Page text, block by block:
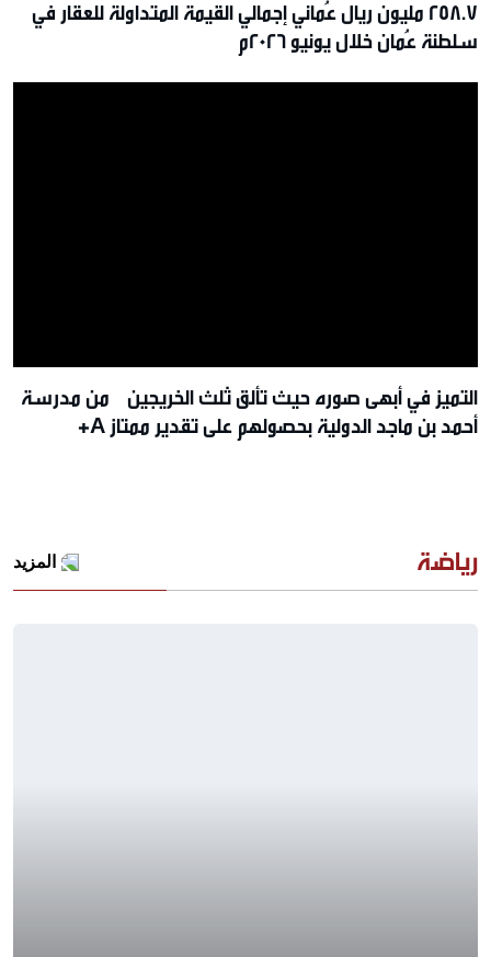
258.7 مليون ريال عُماني إجمالي القيمة المتداولة للعقار في
سلطنة عُمان خلال يونيو 2026م
التميز في أبهى صوره حيث تألق ثلث الخريجين من مدرسة
أحمد بن ماجد الدولية بحصولهم على تقدير ممتاز A+
رياضة المزيد